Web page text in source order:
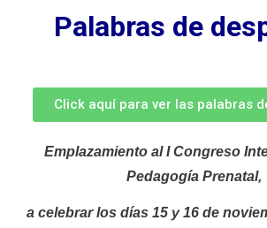
Palabras de
Click aquí para ver las palabras
Emplazamiento al I Congreso
Pedagogía Prenatal,
a celebrar los días 15 y 16 de